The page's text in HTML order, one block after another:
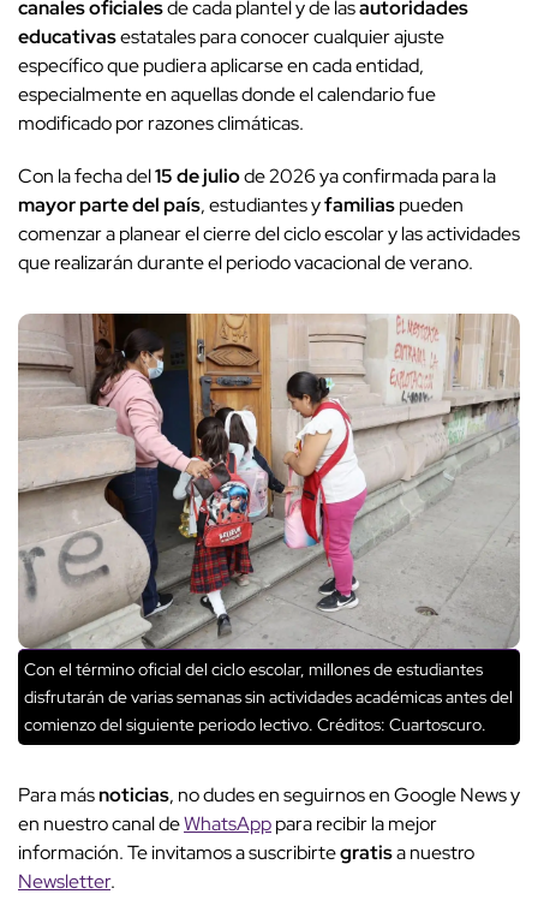
canales oficialesde cada plantel y de lasautoridades
educativasestatales para conocer cualquier ajuste
específico que pudiera aplicarse en cada entidad,
especialmente en aquellas donde el calendario fue
modificado por razones climáticas.
Con la fecha del15 de juliode 2026 ya confirmada para la
mayor parte del país, estudiantes yfamiliaspueden
comenzar a planear el cierre del ciclo escolar y las actividades
que realizarán durante el periodo vacacional de verano.
Con el término oficial del ciclo escolar, millones de estudiantes
disfrutarán de varias semanas sin actividades académicas antes del
comienzo del siguiente periodo lectivo. Créditos: Cuartoscuro.
Para másnoticias, no dudes en seguirnos en Google News y
en nuestro canal deWhatsApppara recibir la mejor
información. Te invitamos a suscribirtegratisa nuestro
Newsletter.